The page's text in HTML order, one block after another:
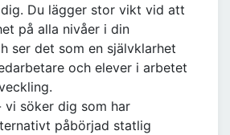
Du lägger stor vikt vid att
på alla nivåer i din
ser det som en självklarhet
och elever i arbetet
vi söker dig som har
påbörjad statlig